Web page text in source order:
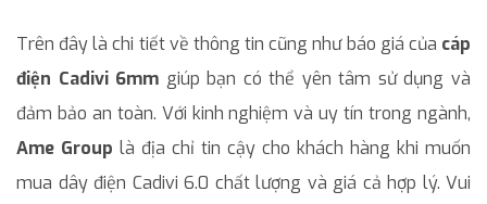
Trên đây là chi tiết về thông tin cũng như báo giá của cáp
điện Cadivi 6mm giúp bạn có thể yên tâm sử dụng và
đảm bảo an toàn. Với kinh nghiệm và uy tín trong ngành,
Ame Group là địa chỉ tin cậy cho khách hàng khi muốn
mua dây điện Cadivi 6.0 chất lượng và giá cả hợp lý. Vui